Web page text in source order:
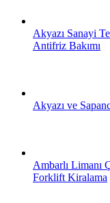
Akyazı Sanayi
Antifriz Bakımı
Akyazı ve
Ambarlı Limanı
Forklift Kiralama